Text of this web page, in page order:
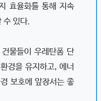
효율화를 통해 지속
수 있다.
물들이 우레탄폼 단
경을 유지하고, 에너
보호에 앞장서는 좋